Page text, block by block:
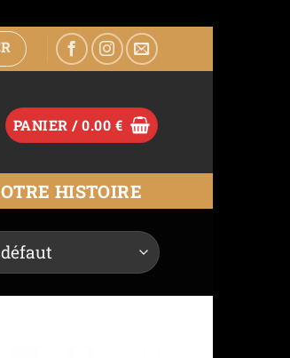
PANIER /0.00 €
HISTOIRE